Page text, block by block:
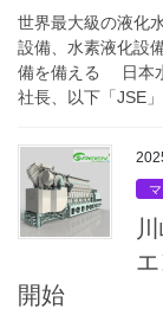
世界最大級の液化
設備、水素液化設
備を備える 日本
社長、以下「JSE
開始